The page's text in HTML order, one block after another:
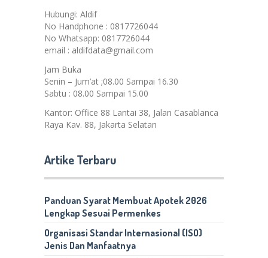
Hubungi: Aldif
No Handphone : 0817726044
No Whatsapp: 0817726044
email : aldifdata@gmail.com
Jam Buka
Senin – Jum’at ;08.00 Sampai 16.30
Sabtu : 08.00 Sampai 15.00
Kantor: Office 88 Lantai 38, Jalan Casablanca
Raya Kav. 88, Jakarta Selatan
Artike Terbaru
Panduan Syarat Membuat Apotek 2026
Lengkap Sesuai Permenkes
Organisasi Standar Internasional (ISO)
Jenis Dan Manfaatnya